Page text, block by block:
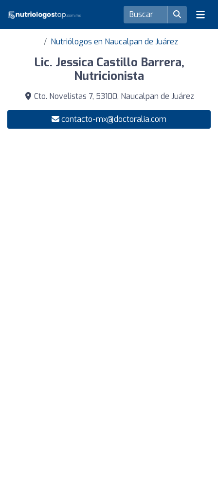
Nutriólogos en Naucalpan de Juárez
Lic. Jessica Castillo Barrera,
Nutricionista
Cto. Novelistas 7, 53100, Naucalpan de Juárez
contacto-mx@doctoralia.com